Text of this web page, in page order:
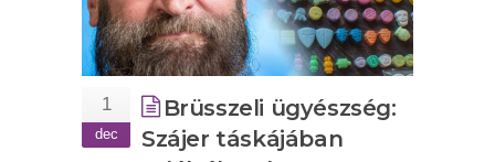
1
dec
Brüsszeli ügyészség:
Szájer táskájában